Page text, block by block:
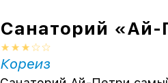
Санаторий «Ай-
Кореиз